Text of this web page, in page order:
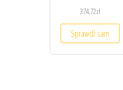
374,72zł
Sprawdź sam